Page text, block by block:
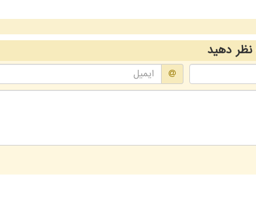
نظر دهید